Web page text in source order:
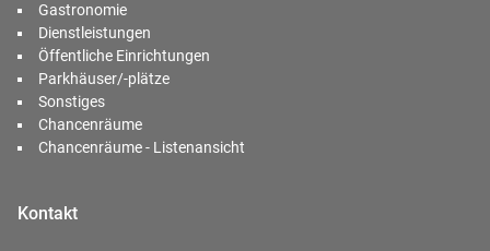
Gastronomie
Dienstleistungen
Öffentliche Einrichtungen
Parkhäuser/-plätze
Sonstiges
Chancenräume
Chancenräume - Listenansicht
Kontakt